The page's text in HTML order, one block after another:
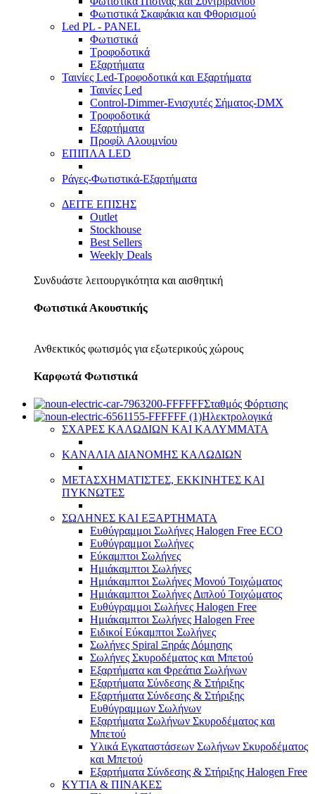
Φωτιστικά Σκαφάκια και Φθορισμού
Led PL - PANEL
Φωτιστικά
Τροφοδοτικά
Εξαρτήματα
Ταινίες Led-Τροφοδοτικά και Εξαρτήματα
Ταινίες Led
Control-Dimmer-Ενισχυτές Σήματος-DMX
Τροφοδοτικά
Εξαρτήματα
Προφίλ Αλουμνίου
ΕΠΙΠΛΑ LED
Ράγες-Φωτιστικά-Εξαρτήματα
ΔΕΙΤΕ ΕΠΙΣΗΣ
Outlet
Stockhouse
Best Sellers
Weekly Deals
Συνδυάστε λειτουργικότητα και αισθητική
Φωτιστικά Ακουστικής
Ανθεκτικός φωτισμός για εξωτερικούς χώρους
Καρφωτά Φωτιστικά
Σταθμός Φόρτισης
Ηλεκτρολογικά
ΣΧΑΡΕΣ ΚΑΛΩΔΙΩΝ ΚΑΙ ΚΑΛΥΜΜΑΤΑ
ΚΑΝΑΛΙΑ ΔΙΑΝΟΜΗΣ ΚΑΛΩΔΙΩΝ
ΜΕΤΑΣΧΗΜΑΤΙΣΤΕΣ, ΕΚΚΙΝΗΤΕΣ ΚΑΙ
ΠΥΚΝΩΤΕΣ
ΣΩΛΗΝΕΣ ΚΑΙ ΕΞΑΡΤΗΜΑΤΑ
Ευθύγραμμοι Σωλήνες Halogen Free ECO
Ευθύγραμμοι Σωλήνες
Εύκαμπτοι Σωλήνες
Ημιάκαμπτοι Σωλήνες
Ημιάκαμπτοι Σωλήνες Μονού Τοιχώματος
Ημιάκαμπτοι Σωλήνες Διπλού Τοιχώματος
Ευθύγραμμοι Σωλήνες Halogen Free
Ημιάκαμπτοι Σωλήνες Halogen Free
Ειδικοί Εύκαμπτοι Σωλήνες
Σωλήνες Spiral Ξηράς Δόμησης
Σωλήνες Σκυροδέματος και Μπετού
Εξαρτήματα και Φρεάτια Σωλήνων
Εξαρτήματα Σύνδεσης & Στήριξης
Εξαρτήματα Σύνδεσης & Στήριξης
Ευθύγραμμων Σωλήνων
Εξαρτήματα Σωλήνων Σκυροδέματος και
Μπετού
Υλικά Εγκαταστάσεων Σωλήνων Σκυροδέματος
και Μπετού
Εξαρτήματα Σύνδεσης & Στήριξης Halogen Free
ΚΥΤΙΑ & ΠΙΝΑΚΕΣ